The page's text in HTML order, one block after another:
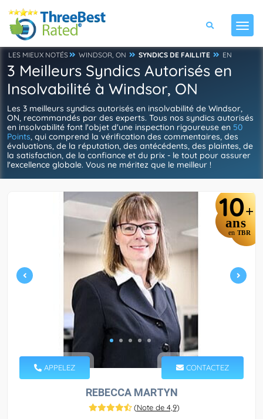
LES MIEUX NOTÉS WINDSOR, ON SYNDICS DE FAILLITE EN
3 Meilleurs Syndics Autorisés en
Insolvabilité à Windsor, ON
Les 3 meilleurs syndics autorisés en insolvabilité de Windsor,
ON, recommandés par des experts. Tous nos syndics autorisés
en insolvabilité font l'objet d'une inspection rigoureuse en 50
Points, qui comprend la vérification des commentaires, des
évaluations, de la réputation, des antécédents, des plaintes, de
la satisfaction, de la confiance et du prix - le tout pour assurer
l'excellence globale. Vous ne méritez que le meilleur !
10+
ans
en TBR
APPELEZ CONTACTEZ
REBECCA MARTYN
(Note de 4,9)